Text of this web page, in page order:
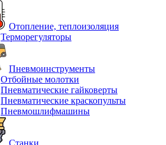
Отопление, теплоизоляция
Терморегуляторы
Пневмоинструменты
Отбойные молотки
Пневматические гайковерты
Пневматические краскопульты
Пневмошлифмашины
Станки